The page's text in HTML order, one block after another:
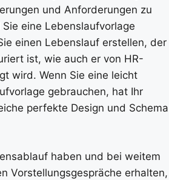
und Anforderungen zu
eine Lebenslaufvorlage
einen Lebenslauf erstellen, der
ist, wie auch er von HR-
wird. Wenn Sie eine leicht
gebrauchen, hat Ihr
perfekte Design und Schema
haben und bei weitem
Vorstellungsgespräche erhalten,